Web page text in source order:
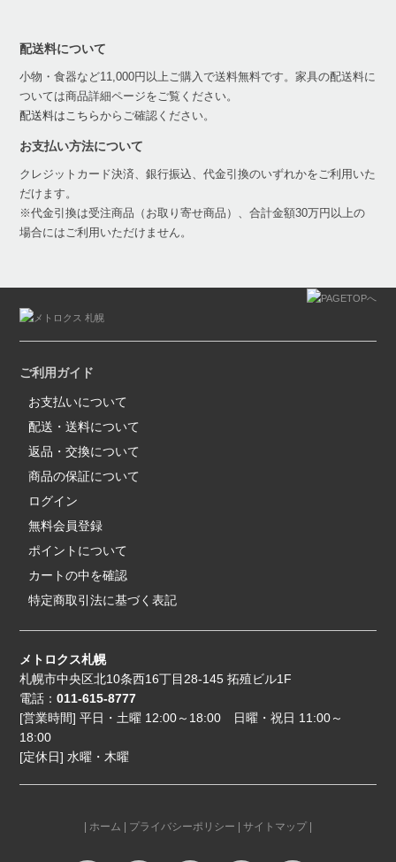
配送料について
小物・食器など11,000円以上ご購入で送料無料です。家具の配送料に
ついては商品詳細ページをご覧ください。
配送料はこちらからご確認ください。
お支払い方法について
クレジットカード決済、銀行振込、代金引換のいずれかをご利用いた
だけます。
※代金引換は受注商品（お取り寄せ商品）、合計金額30万円以上の
場合にはご利用いただけません。
ご利用ガイド
お支払いについて
配送・送料について
返品・交換について
商品の保証について
ログイン
無料会員登録
ポイントについて
カートの中を確認
特定商取引法に基づく表記
メトロクス札幌
札幌市中央区北10条西16丁目28-145 拓殖ビル1F
電話：011-615-8777
[営業時間] 平日・土曜 12:00～18:00 日曜・祝日 11:00～
18:00
[定休日] 水曜・木曜
ホーム プライバシーポリシー サイトマップ